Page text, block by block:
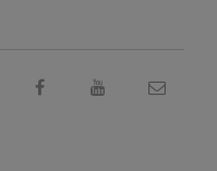
Wyszukaj: